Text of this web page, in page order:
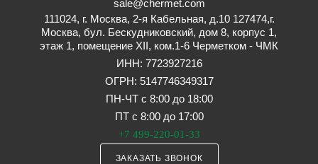
sale@chermet.com
111024, г. Москва, 2-я Кабельная, д.10 127474,г.
Москва, бул. Бескудниковский, дом 8, корпус 1,
этаж 1, помещение XII, ком.1-6 Черметком - ЧМК
ИНН: 7723927216
ОГРН: 5147746349317
ПН-ЧТ с 8:00 до 18:00
ПТ с 8:00 до 17:00
+7 499-220-01-33
ЗАКАЗАТЬ ЗВОНОК